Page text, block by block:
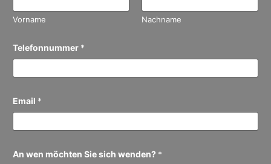
Vorname Nachname
Telefonnummer *
e
n
B
t
Email *
An wen möchten Sie sich wenden? *